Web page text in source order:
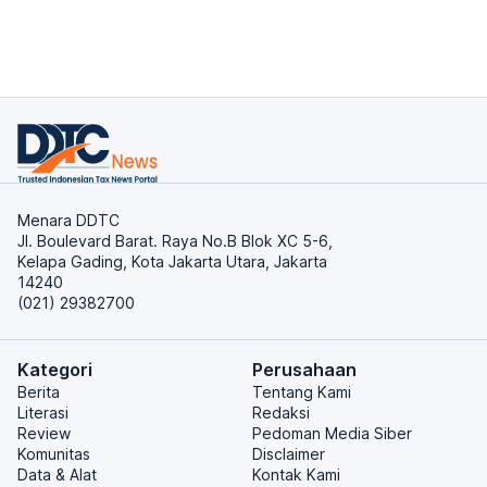
Menara DDTC
Jl. Boulevard Barat. Raya No.B Blok XC 5-6,
Kelapa Gading, Kota Jakarta Utara, Jakarta
14240
(021) 29382700
Kategori
Berita
Literasi
Review
Komunitas
Data & Alat
Perusahaan
Tentang Kami
Redaksi
Pedoman Media Siber
Disclaimer
Kontak Kami